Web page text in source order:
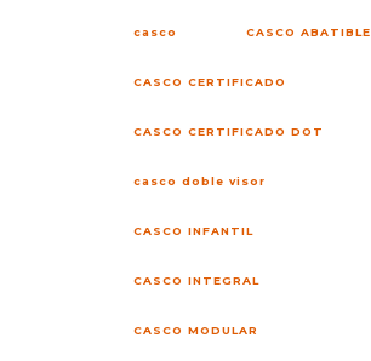
casco CASCO ABATIBLE
CASCO CERTIFICADO
CASCO CERTIFICADO DOT
casco doble visor
CASCO INFANTIL
CASCO INTEGRAL
CASCO MODULAR